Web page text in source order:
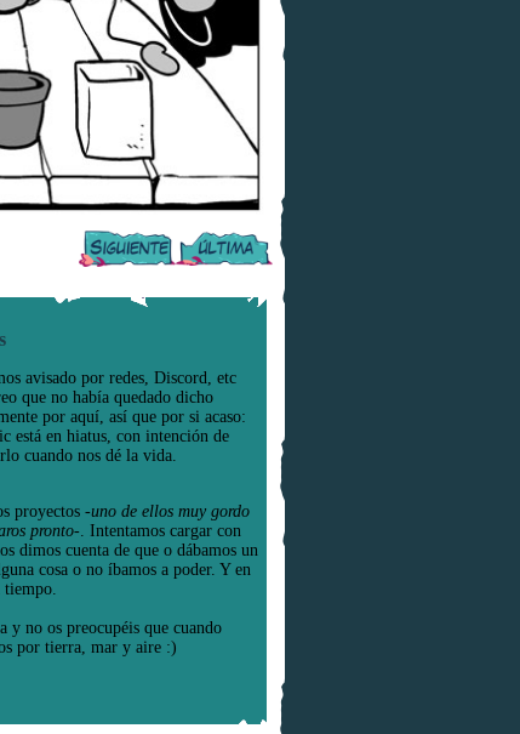
avisado por redes, Discord, etc
que no había quedado dicho
por aquí, así que por si acaso:
está en hiatus, con intención de
cuando nos dé la vida.
proyectos -uno de ellos muy gordo
pronto- . Intentamos cargar con
dimos cuenta de que o dábamos un
cosa o no íbamos a poder. Y en
y no os preocupéis que cuando
por tierra, mar y aire :)